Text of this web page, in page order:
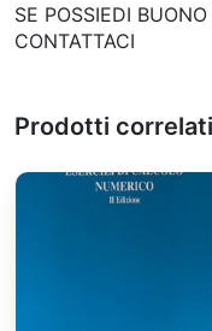
SE POSSIEDI
CONTATTACI
Prodotti correlati